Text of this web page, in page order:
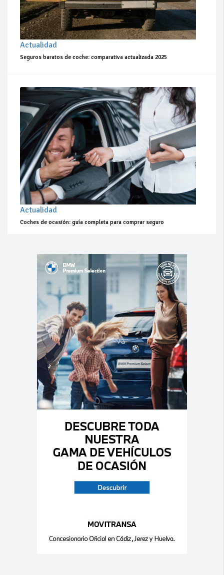
Actualidad
Seguros baratos de coche: comparativa actualizada 2025
Actualidad
Coches de ocasión: guía completa para comprar seguro